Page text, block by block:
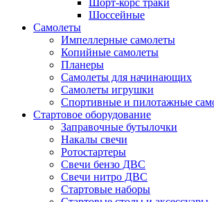
Шорт-корс траки
Шоссейные
Самолеты
Импеллерные самолеты
Копийные самолеты
Планеры
Самолеты для начинающих
Самолеты игрушки
Спортивные и пилотажные
Стартовое оборудование
Заправочные бутылочки
Накалы свечи
Ротостартеры
Свечи бензо ДВС
Свечи нитро ДВС
Стартовые наборы